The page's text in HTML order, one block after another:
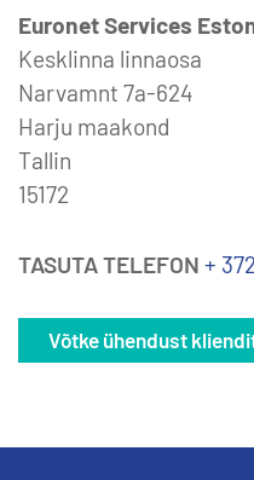
Euronet Services
Kesklinna linnaosa
Narvamnt 7a-624
Harju maakond
Tallin
15172
TASUTA TELEFON +
Võtke ühendust